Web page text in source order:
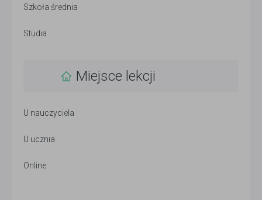
Szkoła średnia
Studia
Miejsce lekcji
U nauczyciela
U ucznia
Online